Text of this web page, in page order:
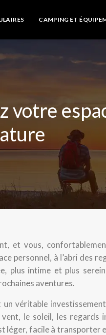
CAMPING ET
votre
et vous,
personnel, à l’abri des
plus intime et plus
aventures.
un véritable
le soleil, les regards
léger, facile à transporter